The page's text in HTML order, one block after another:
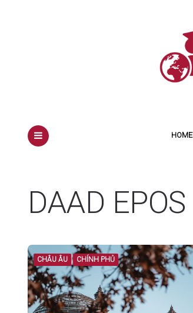
HOME
DAAD EPOS
CHÂU ÂU CHÍNH PHỦ